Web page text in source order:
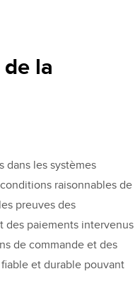
la
dans les systèmes
raisonnables de
preuves des
des paiements intervenus
de commande et des
et durable pouvant